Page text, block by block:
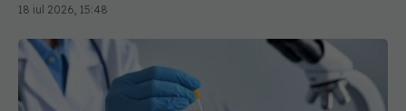
18 iul 2026, 15:48